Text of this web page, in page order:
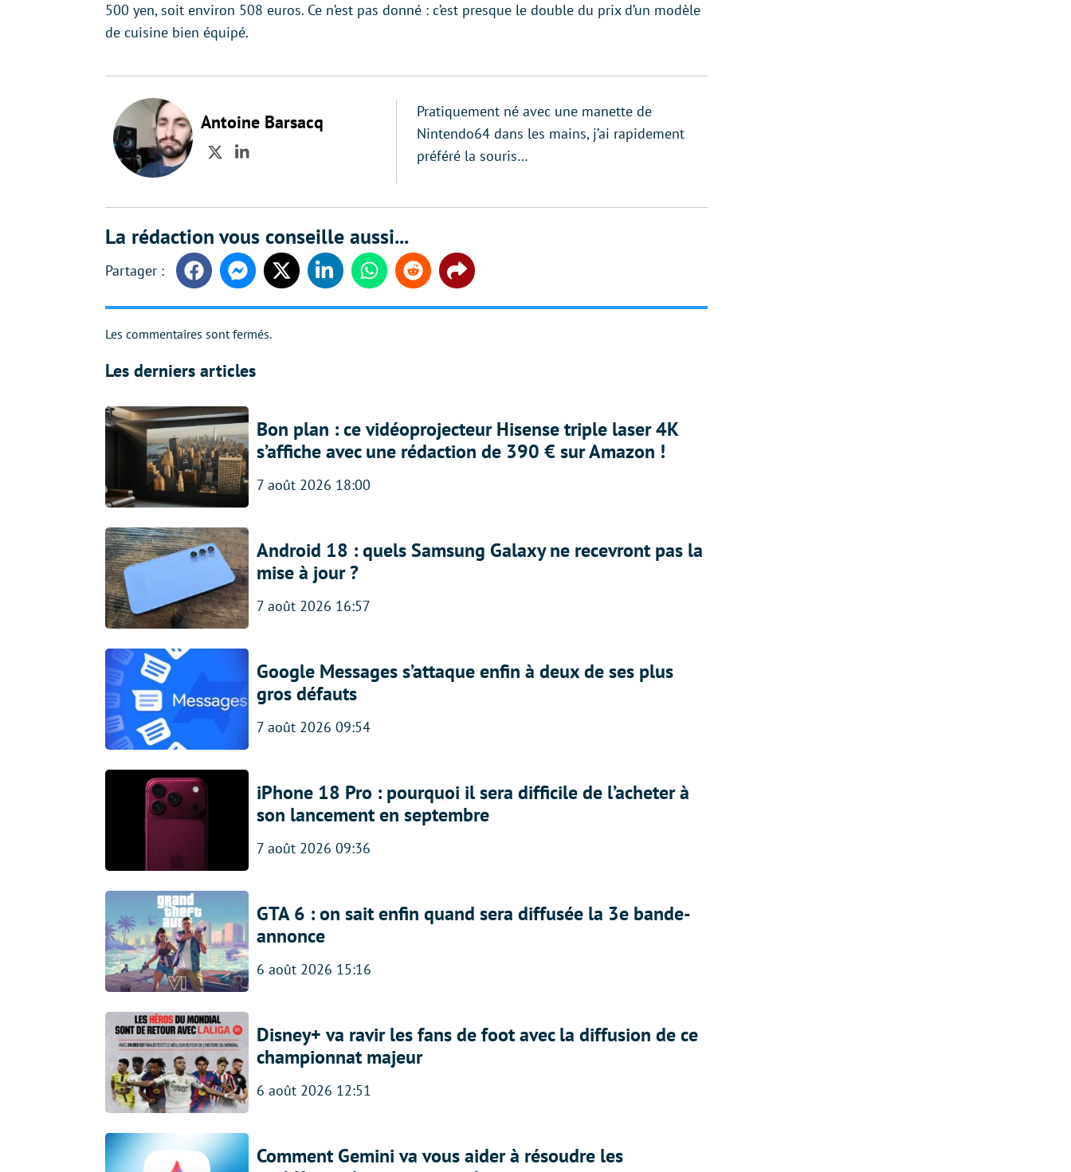
500 yen, soit environ 508 euros. Ce n’est pas donné : c’est presque le double du prix d’un modèle
de cuisine bien équipé.
Antoine Barsacq
TwitterLinkedIn
Pratiquement né avec une manette de
Nintendo64 dans les mains, j’ai rapidement
préféré la souris…
La rédaction vous conseille aussi...
FacebookMessengerTwitter LinkedinWhatsappReddit Share
Les commentaires sont fermés.
Les derniers articles
Bon plan : ce vidéoprojecteur Hisense triple laser 4K
s’affiche avec une rédaction de 390 € sur Amazon !
7 août 2026 18:00
Android 18 : quels Samsung Galaxy ne recevront pas la
mise à jour ?
7 août 2026 16:57
Google Messages s’attaque enfin à deux de ses plus
gros défauts
7 août 2026 09:54
iPhone 18 Pro : pourquoi il sera difficile de l’acheter à
son lancement en septembre
7 août 2026 09:36
GTA 6 : on sait enfin quand sera diffusée la 3e bande-
annonce
6 août 2026 15:16
Disney+ va ravir les fans de foot avec la diffusion de ce
championnat majeur
6 août 2026 12:51
Comment Gemini va vous aider à résoudre les